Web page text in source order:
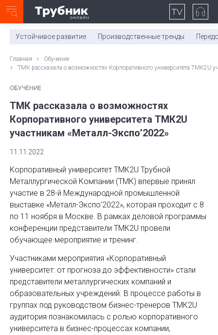
0:00/ 11:03
Устойчивое развитие Производственные тренды
Главная
Обучение
ТМК рассказала о возможностях Корпоративного университета ТМК2U
ОБУЧЕНИЕ
ТМК рассказала о возможностях
Корпоративного университета ТМК2U
участникам «Металл-Экспо’2022»
11.11.2022
Корпоративный университет ТМК2U Трубной
Металлургической Компании (ТМК) впервые принял
участие в 28-й Международной промышленной
выставке «Металл-Экспо’2022», которая проходит с 8
по 11 ноября в Москве. В рамках деловой программы
конференции представители ТМК2U провели
обучающее мероприятие и тренинг.
Участниками мероприятия «Корпоративный
университет: от прогноза до эффективности» стали
представители металлургических компаний и
образовательных учреждений. В процессе работы в
группах под руководством бизнес-тренеров ТМК2U
аудитория познакомилась с ролью корпоративного
университета в бизнес-процессах компании,